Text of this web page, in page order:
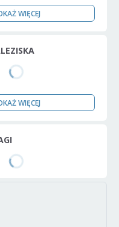
WIĘCEJ
WIĘCEJ